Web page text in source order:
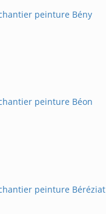
peinture Bény
peinture Béon
peinture Béréziat